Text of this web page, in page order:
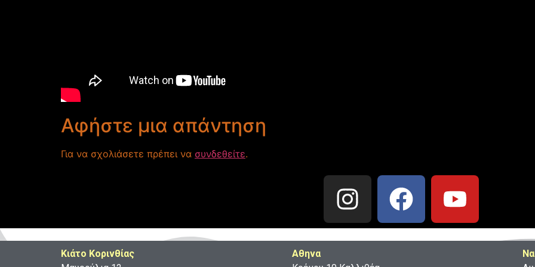
Αφήστε μια απάντηση
Για να σχολιάσετε πρέπει να συνδεθείτε.
Κιάτο Κορινθίας
Aθηνα